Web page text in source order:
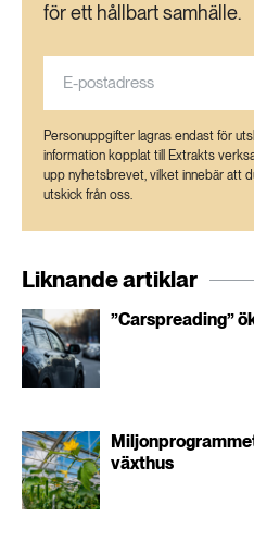
för ett hållbart samhälle.
Personuppgifter lagras endast för
information kopplat till Extrakts
upp nyhetsbrevet, vilket innebär att
utskick från oss.
Liknande artiklar
”Carspreading”
växthus